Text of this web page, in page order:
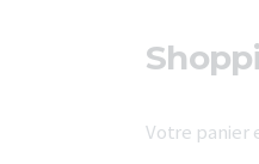
Votre panier